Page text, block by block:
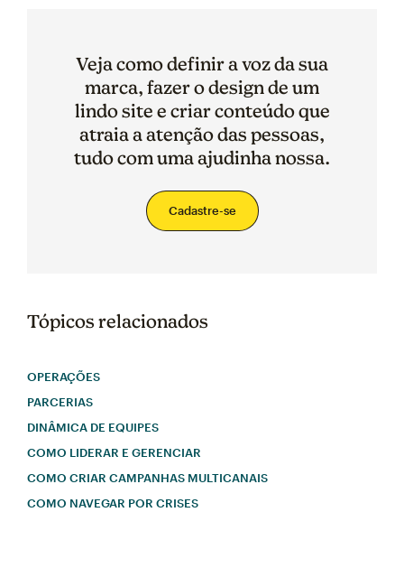
Veja como definir a voz da sua
marca, fazer o design de um
lindo site e criar conteúdo que
atraia a atenção das pessoas,
tudo com uma ajudinha nossa.
Cadastre-se
Tópicos relacionados
OPERAÇÕES
PARCERIAS
DINÂMICA DE EQUIPES
COMO LIDERAR E GERENCIAR
COMO CRIAR CAMPANHAS MULTICANAIS
COMO NAVEGAR POR CRISES